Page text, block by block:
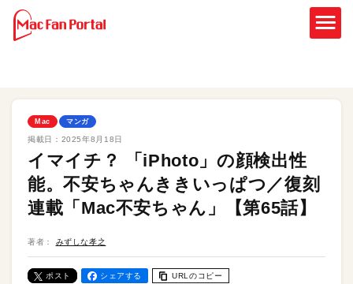
Mac マンガ
掲載日： 2025年8月18日
イマイチ？ 「iPhoto」の顔検出性
能。不安ちゃんききいっぱつ／復刻
連載「Mac不安ちゃん」【第65話】
著者： みずしな孝之
ポスト シェアする URLのコピー